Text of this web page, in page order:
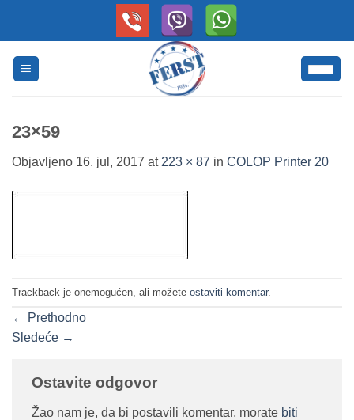
23×59
Objavljeno 16. jul, 2017 at 223 × 87 in COLOP Printer 20
Trackback je onemogućen, ali možete ostaviti komentar.
← Prethodno
Sledeće →
Ostavite odgovor
Žao nam je, da bi postavili komentar, morate biti